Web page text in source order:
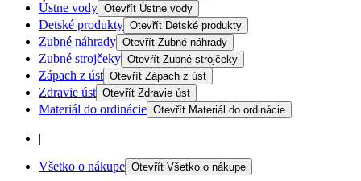
Ústne vody Otevřít Ústne vody
Detské produkty Otevřít Detské produkty
Zubné náhrady Otevřít Zubné náhrady
Zubné strojčeky Otevřít Zubné strojčeky
Zápach z úst Otevřít Zápach z úst
Zdravie úst Otevřít Zdravie úst
Materiál do ordinácie Otevřít Materiál do ordinácie
|
Všetko o nákupe Otevřít Všetko o nákupe